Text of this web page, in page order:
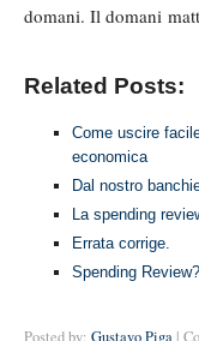
domani. Il domani
Related Posts:
Come uscire
economica
Dal nostro
La spending
Errata corrige.
Spending
Posted by: Gustavo Piga |